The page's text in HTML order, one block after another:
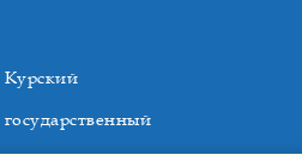
Курский
государственный